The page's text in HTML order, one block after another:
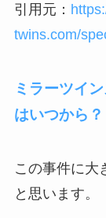
引用元：
twins.com/
ミラーツイ
はいつから？
この事件に大
と思います。